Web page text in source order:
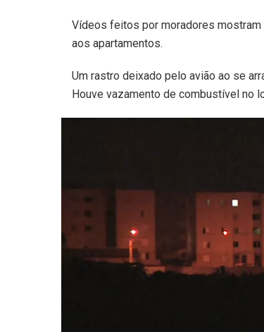
Vídeos feitos por moradores
aos apartamentos.
Um rastro deixado pelo avião ao se
Houve vazamento de combustível no